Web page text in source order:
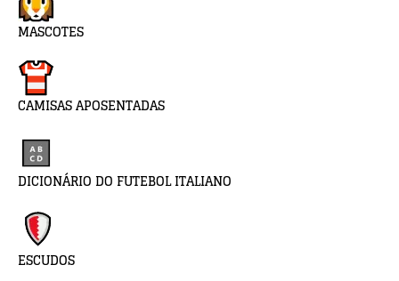
MASCOTES
CAMISAS APOSENTADAS
DICIONÁRIO DO FUTEBOL ITALIANO
ESCUDOS